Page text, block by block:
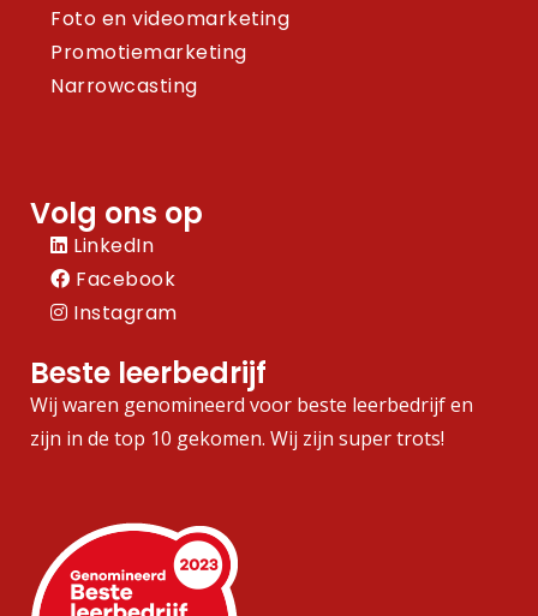
Foto en videomarketing
Promotiemarketing
Narrowcasting
Volg ons op
LinkedIn
Facebook
Instagram
Beste leerbedrijf
Wij waren genomineerd voor beste leerbedrijf en
zijn in de top 10 gekomen. Wij zijn super trots!